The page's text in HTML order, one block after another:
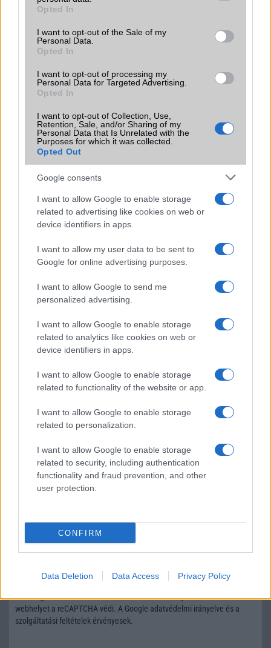
grant or deny consent to Google and its third-party tags to
use your data for below specified purposes in below Google
consent section.
Opted In
I want to opt-out of the Sale of my
Personal Data.
Opted In
I want to opt-out of processing my
Personal Data for Targeted Advertising.
Opted In
I want to opt-out of Collection, Use,
Retention, Sale, and/or Sharing of my
Personal Data that Is Unrelated with the
Purposes for which it was collected.
Opted Out
Google consents
I want to allow Google to enable storage
related to advertising like cookies on web or
device identifiers in apps.
I want to allow my user data to be sent to
Google for online advertising purposes.
I want to allow Google to send me
personalized advertising.
I want to allow Google to enable storage
related to analytics like cookies on web or
device identifiers in apps.
I want to allow Google to enable storage
related to functionality of the website or app.
I want to allow Google to enable storage
related to personalization.
I want to allow Google to enable storage
related to security, including authentication
functionality and fraud prevention, and other
user protection.
CONFIRM
Data Deletion Data Access Privacy Policy
Motorola
Samsung
Xiaomi
ZTE
Mennyibe kerül
Keressen a telefonboltok ajánlatai között!
TELEFONOK GYORSLISTA
Márka :
Feliratkozás a Telefonguru ingyenes hírlevelére
Elfogadom azAdatvédelmi és Adatkezelési TájékoztatótEzt a
webhelyet a reCAPTCHA védi. A Google adatvédelmi irányelve és a
szolgáltatási feltételek érvényesek.